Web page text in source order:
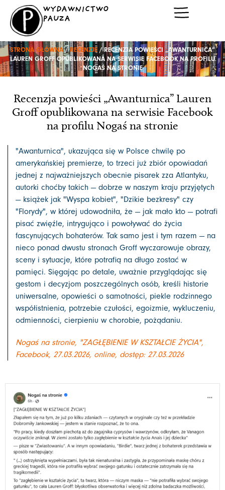
Przejdź
treści
WYDAWNICTWO
PAUZA
STRONA GŁÓWNA/RECENZJE / RECENZJA POWIEŚCI „AWANTURNICA”
LAUREN GROFF OPUBLIKOWANA NA SERWISIE FACEBOOK NA PROFILU
NOGAŚ NA STRONIE
Recenzja powieści „Awanturnica” Lauren
Groff opublikowana na serwisie Facebook
na profilu Nogaś na stronie
"Awanturnica", ukazująca się w Polsce chwilę po
amerykańskiej premierze, to trzeci już zbiór opowiadań
jednej z najważniejszych obecnie pisarek zza Atlantyku,
autorki choćby takich — dobrze w naszym kraju przyjętych
— książek jak "Wyspa kobiet", "Dzikie bezkresy" czy
"Florydy", w której udowodniła, że — jak mało kto — potrafi
pisać zwięźle, intrygująco i powoływać do życia
fascynujących bohaterów. Tak samo jest i tym razem — na
nieco ponad dwustu stronach Groff wyczarowuje obrazy,
sceny i sytuacje, które potrafią na długo zostać w
pamięci. Sięgając po detale, uważnie przyglądając się
gestom i decyzjom poszczególnych osób, kreśli historie
uniwersalne, opowieści o samotności, piekle rodzinnego
współistnienia, potrzebie czułości, egoizmie, wykluczeniu,
odmienności, cierpieniu w chorobie, pożądaniu.
Nogaś na stronie, "ZAGŁĘBIENIE W KSZTAŁCIE ŻYCIA",
Facebook, 27.03.2026, online, dostęp: 27.03.2026